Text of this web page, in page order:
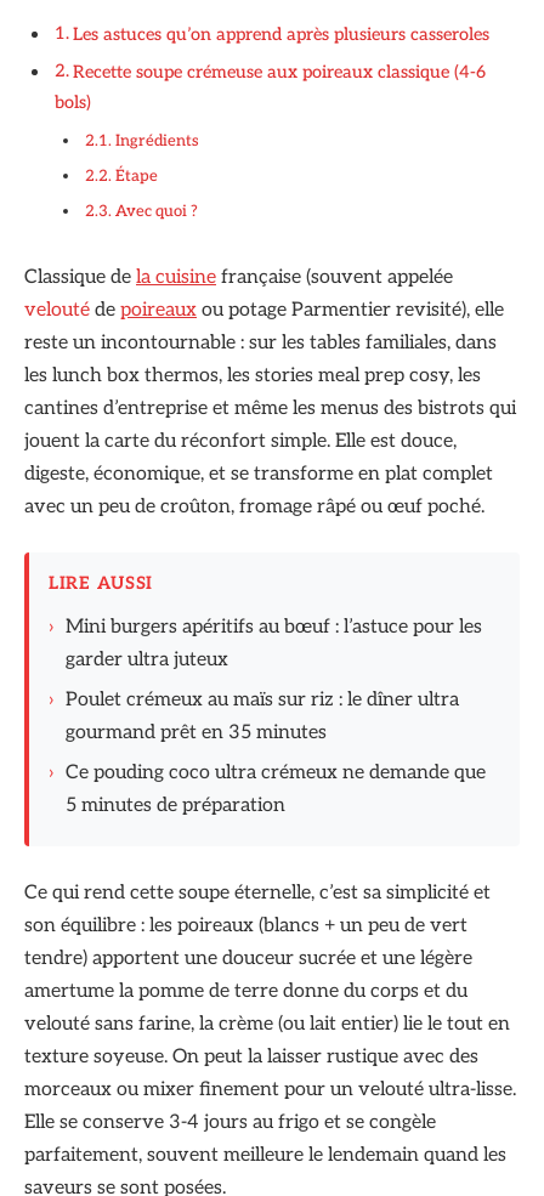
Les astuces qu’on apprend après plusieurs casseroles
Recette soupe crémeuse aux poireaux classique (4-6
bols)
Ingrédients
Étape
Avec quoi ?
Classique de la cuisine française (souvent appelée
velouté de poireaux ou potage Parmentier revisité), elle
reste un incontournable : sur les tables familiales, dans
les lunch box thermos, les stories meal prep cosy, les
cantines d’entreprise et même les menus des bistrots qui
jouent la carte du réconfort simple. Elle est douce,
digeste, économique, et se transforme en plat complet
avec un peu de croûton, fromage râpé ou œuf poché.
LIRE AUSSI
› Mini burgers apéritifs au bœuf : l’astuce pour les
garder ultra juteux
› Poulet crémeux au maïs sur riz : le dîner ultra
gourmand prêt en 35 minutes
› Ce pouding coco ultra crémeux ne demande que
5 minutes de préparation
Ce qui rend cette soupe éternelle, c’est sa simplicité et
son équilibre : les poireaux (blancs + un peu de vert
tendre) apportent une douceur sucrée et une légère
amertume la pomme de terre donne du corps et du
velouté sans farine, la crème (ou lait entier) lie le tout en
texture soyeuse. On peut la laisser rustique avec des
morceaux ou mixer finement pour un velouté ultra-lisse.
Elle se conserve 3-4 jours au frigo et se congèle
parfaitement, souvent meilleure le lendemain quand les
saveurs se sont posées.